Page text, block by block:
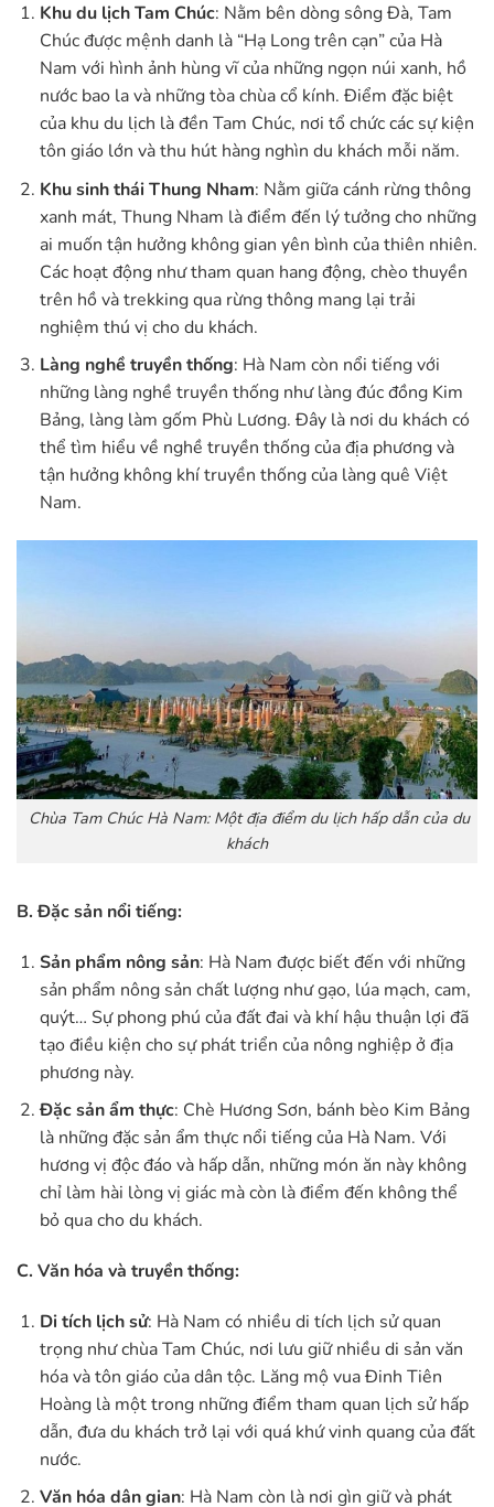
Khu du lịch Tam Chúc: Nằm bên dòng sông Đà, Tam
Chúc được mệnh danh là “Hạ Long trên cạn” của Hà
Nam với hình ảnh hùng vĩ của những ngọn núi xanh, hồ
nước bao la và những tòa chùa cổ kính. Điểm đặc biệt
của khu du lịch là đền Tam Chúc, nơi tổ chức các sự kiện
tôn giáo lớn và thu hút hàng nghìn du khách mỗi năm.
Khu sinh thái Thung Nham: Nằm giữa cánh rừng thông
xanh mát, Thung Nham là điểm đến lý tưởng cho những
ai muốn tận hưởng không gian yên bình của thiên nhiên.
Các hoạt động như tham quan hang động, chèo thuyền
trên hồ và trekking qua rừng thông mang lại trải
nghiệm thú vị cho du khách.
Làng nghề truyền thống: Hà Nam còn nổi tiếng với
những làng nghề truyền thống như làng đúc đồng Kim
Bảng, làng làm gốm Phù Lương. Đây là nơi du khách có
thể tìm hiểu về nghề truyền thống của địa phương và
tận hưởng không khí truyền thống của làng quê Việt
Nam.
Chùa Tam Chúc Hà Nam: Một địa điểm du lịch hấp dẫn của du
khách
B. Đặc sản nổi tiếng:
Sản phẩm nông sản: Hà Nam được biết đến với những
sản phẩm nông sản chất lượng như gạo, lúa mạch, cam,
quýt… Sự phong phú của đất đai và khí hậu thuận lợi đã
tạo điều kiện cho sự phát triển của nông nghiệp ở địa
phương này.
Đặc sản ẩm thực: Chè Hương Sơn, bánh bèo Kim Bảng
là những đặc sản ẩm thực nổi tiếng của Hà Nam. Với
hương vị độc đáo và hấp dẫn, những món ăn này không
chỉ làm hài lòng vị giác mà còn là điểm đến không thể
bỏ qua cho du khách.
C. Văn hóa và truyền thống:
Di tích lịch sử: Hà Nam có nhiều di tích lịch sử quan
trọng như chùa Tam Chúc, nơi lưu giữ nhiều di sản văn
hóa và tôn giáo của dân tộc. Lăng mộ vua Đinh Tiên
Hoàng là một trong những điểm tham quan lịch sử hấp
dẫn, đưa du khách trở lại với quá khứ vinh quang của đất
nước.
Văn hóa dân gian: Hà Nam còn là nơi gìn giữ và phát